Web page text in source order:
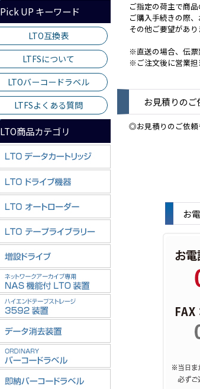
Pick UP キーワード
LTO互換表
LTFSについて
LTOバーコードラベル
LTFSよくある質問
LTO商品カテゴリ
ご指定の荷主で商品
ご購入手続きの際
その他ご要望があ
※直送の場合、伝票
※ご注文後に営業担
お見積りの
◎お見積りのご依頼
お